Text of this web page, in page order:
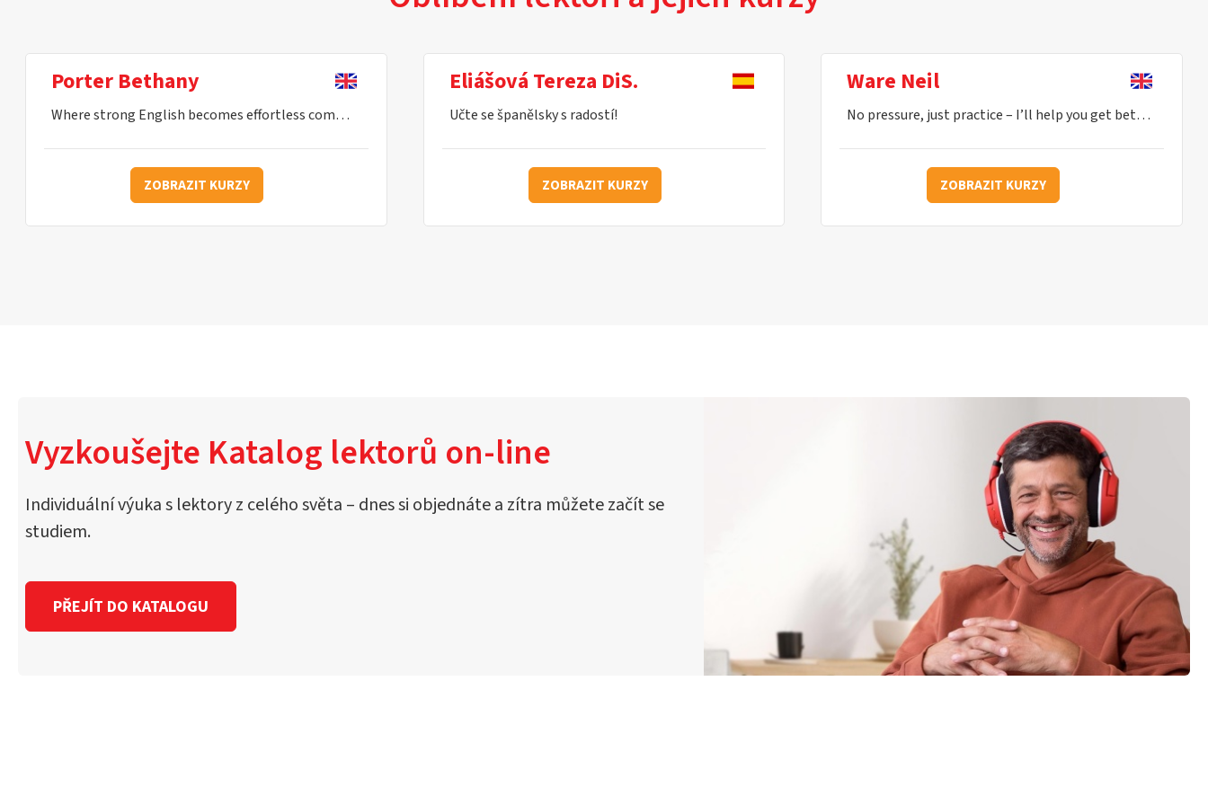
Porter Bethany
Where strong English becomes effortless communication.
ZOBRAZIT KURZY
Eliášová Tereza DiS.
Učte se španělsky s radostí!
ZOBRAZIT KURZY
Ware Neil
No pressure, just practice – I’ll help you get better every lesson.
ZOBRAZIT KURZY
Vyzkoušejte Katalog lektorů on-line
Individuální výuka s lektory z celého světa – dnes si objednáte a zítra můžete začít se
studiem.
PŘEJÍT DO KATALOGU